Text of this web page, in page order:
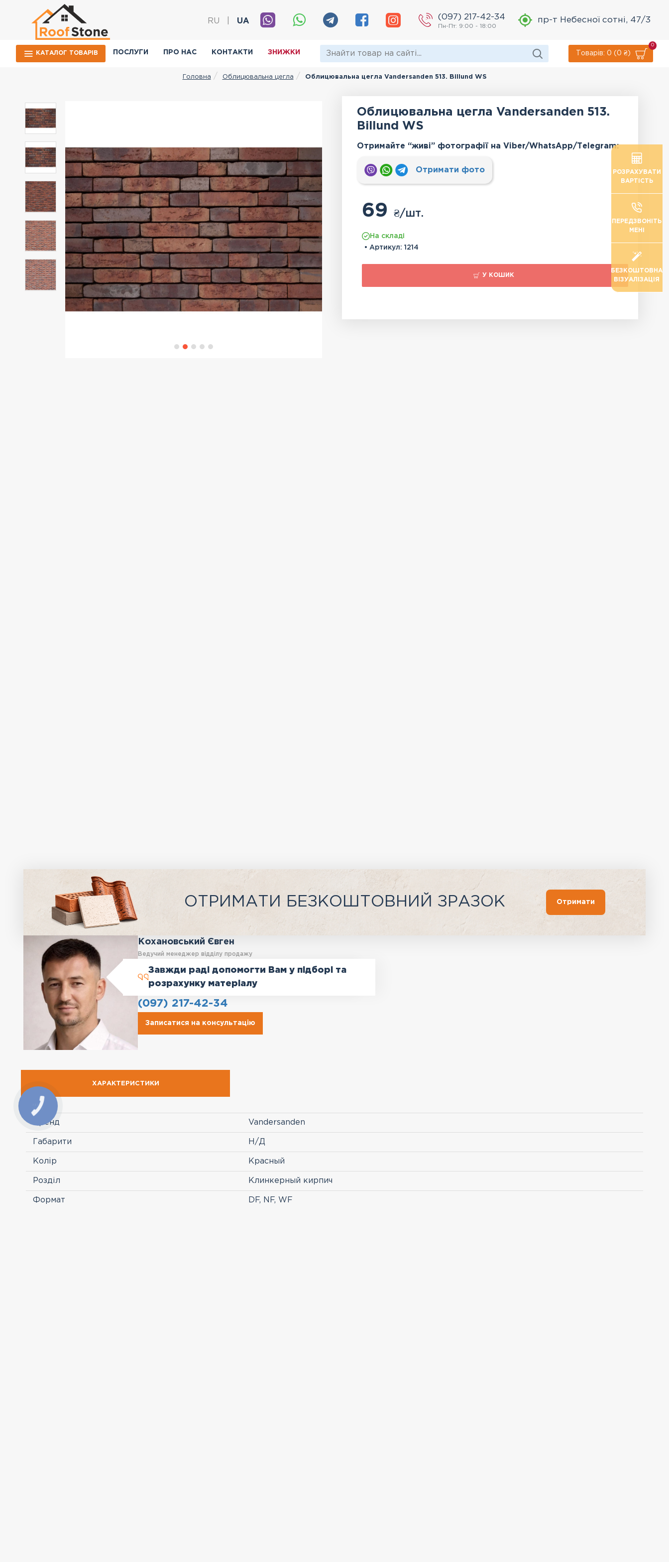
RU UA
(097) 217-42-34
Пн-Пт: 9:00 - 18:00
пр-т Небесної сотні, 47/3
КАТАЛОГ ТОВАРIВ ПОСЛУГИ ПРО НАС КОНТАКТИ ЗНИЖКИ Товарів: 0 (0 ₴)
0
Головна Облицювальна цегла Облицювальна цегла Vandersanden 513. Billund WS
Облицювальна цегла Vandersanden 513.
Billund WS
Отримайте “живі” фотографії на Viber/WhatsApp/Тelegram:
Отримати фото
69 ₴/шт.
На складі
• Артикул: 1214
У КОШИК
ОТРИМАТИ БЕЗКОШТОВНИЙ ЗРАЗОК Отримати
Кохановський Євген
Ведучий менеджер відділу продажу
Завжди раді допомогти Вам у підборі та
розрахунку матеріалу
(097) 217-42-34
Записатися на консультацію
ХАРАКТЕРИСТИКИ
Бренд Vandersanden
Габарити Н/Д
Колір Красный
Розділ Клинкерный кирпич
Формат DF, NF, WF
РОЗРАХУВАТИ
ВАРТІСТЬ
ПЕРЕДЗВОНІТЬ
МЕНІ
БЕЗКОШТОВНА
ВІЗУАЛІЗАЦІЯ